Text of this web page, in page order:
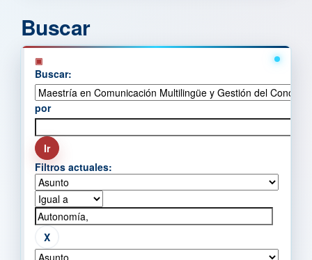
Buscar
Buscar:
por
Filtros actuales: